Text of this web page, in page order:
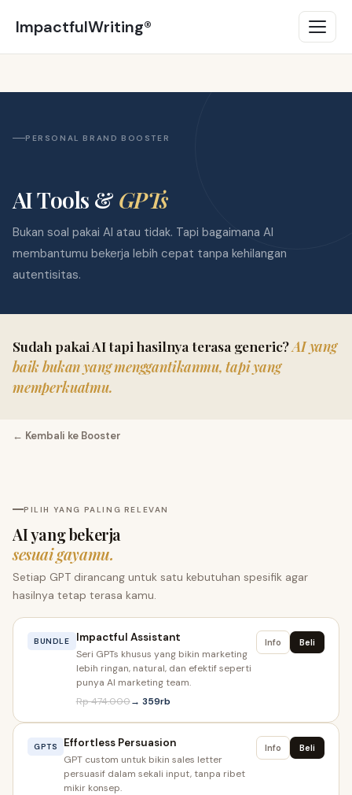
ImpactfulWriting®
PERSONAL BRAND BOOSTER
AI Tools & GPTs
Bukan soal pakai AI atau tidak. Tapi bagaimana AI
membantumu bekerja lebih cepat tanpa kehilangan
autentisitas.
Sudah pakai AI tapi hasilnya terasa generic?AI yang
baik bukan yang menggantikanmu, tapi yang
memperkuatmu.
← Kembali ke Booster
PILIH YANG PALING RELEVAN
AI yang bekerja
sesuai gayamu.
Setiap GPT dirancang untuk satu kebutuhan spesifik agar
hasilnya tetap terasa kamu.
BUNDLE Impactful Assistant
Seri GPTs khusus yang bikin marketing
lebih ringan, natural, dan efektif seperti
punya AI marketing team.
Rp 474.000→ 359rb
Info Beli
GPTS Effortless Persuasion
GPT custom untuk bikin sales letter
persuasif dalam sekali input, tanpa ribet
mikir konsep.
Info Beli